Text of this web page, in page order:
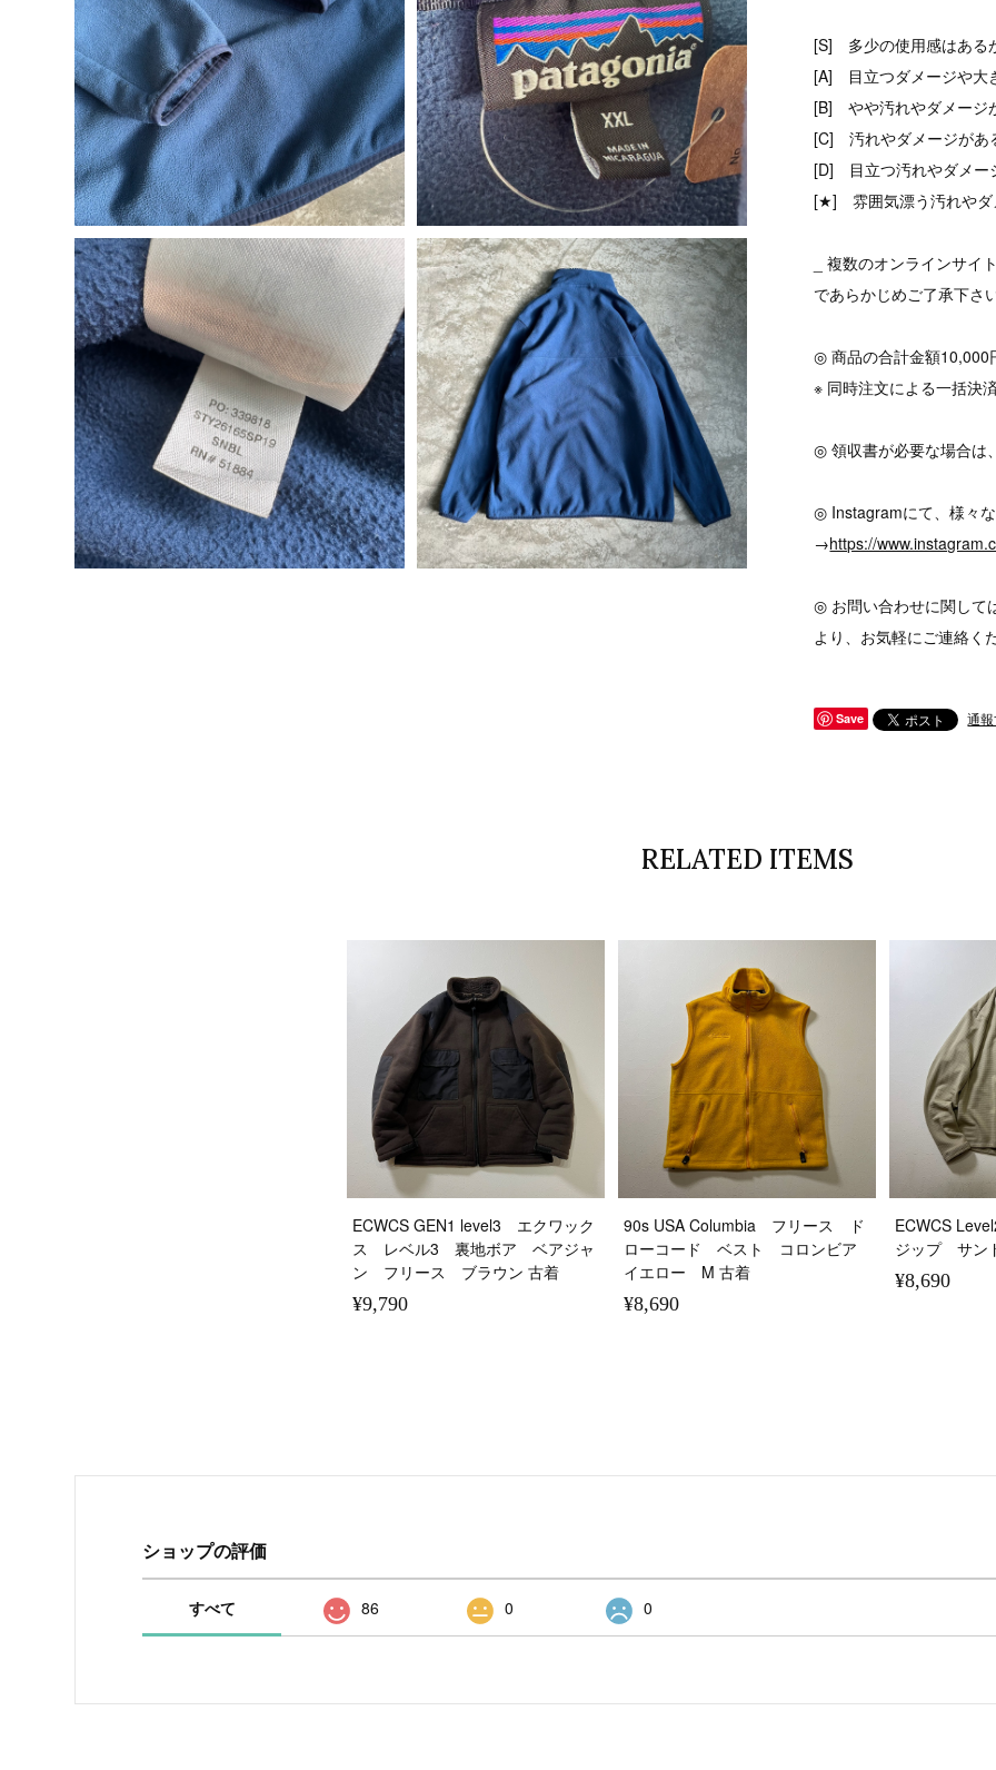
[S] 多少の使用感はある
[A] 目立つダメージや大
[B] やや汚れやダメージ
[C] 汚れやダメージがあ
[D] 目立つ汚れやダメー
[★] 雰囲気漂う汚れやダ
_ 複数のオンラインサ
であらかじめご了承下さい
◎ 商品の合計金額10,000
※ 同時注文による一括決
◎ 領収書が必要な場合は
◎ Instagramにて、様々
→https://
◎ お問い合わせに関して
より、お気軽にご連絡く
Save 通
RELATED ITEMS
ECWCS GEN1 level3 エクワック
ス レベル3 裏地ボア ベアジャ
ン フリース ブラウン 古着
¥9,790
90s USA Columbia フリース ド
ローコード ベスト コロンビア
イエロー M 古着
¥8,690
ECWCS
ジップ サン
¥8,690
ショップの評価
すべて 86 0 0